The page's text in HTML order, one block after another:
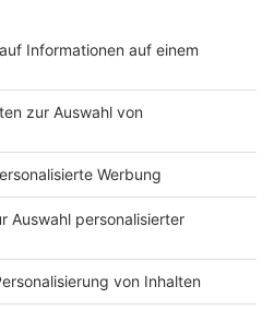
Ruhr und am Düsseldorfer
Herbstferien indes kein
eine enorme
Regionalverkehr, die Bahn
digitale Fahrplanauskunft die
Dann kann man
ohne viel Chaos und
gelangen.